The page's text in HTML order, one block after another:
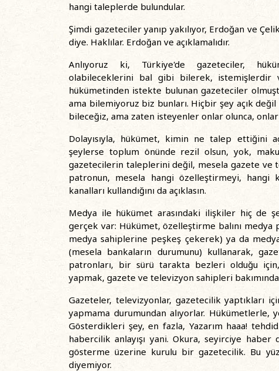
hangi taleplerde bulundular.
Şimdi gazeteciler yanıp yakılıyor, Erdoğan ve
diye. Haklılar. Erdoğan ve açıklamalıdır.
Anlıyoruz ki, Türkiye'de gazeteciler,
olabileceklerini bal gibi bilerek,
hükümetinden istekte bulunan gazeteciler
ama bilemiyoruz biz bunları. Hiçbir şey açık
bileceğiz, ama zaten isteyenler onlar olunca, onlar
Dolayısıyla, hükümet, kimin ne talep ettiğini
şeylerse toplum önünde rezil olsun, yok,
gazetecilerin taleplerini değil, mesela gazete ve
patronun, mesela hangi özelleştirmeyi, hangi
kanalları kullandığını da açıklasın.
Medya ile hükümet arasındaki ilişkiler hiç de
gerçek var: Hükümet, özelleştirme balını medya
medya sahiplerine peşkeş çekerek) ya da medya
(mesela bankaların durumunu) kullanarak,
patronları, bir sürü tarakta bezleri olduğu
yapmak, gazete ve televizyon sahipleri
Gazeteler, televizyonlar, gazetecilik yaptıkları
yapmama durumundan alıyorlar. Hükümetlerle,
Gösterdikleri şey, en fazla, Yazarım haaa!
habercilik anlayışı yani. Okura, seyirciye
gösterme üzerine kurulu bir gazetecilik. Bu
diyemiyor.